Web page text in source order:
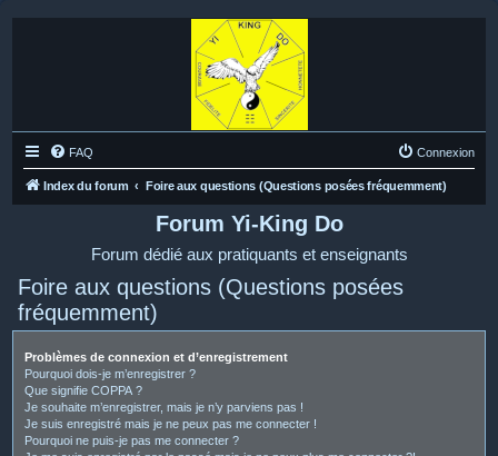
FAQ Connexion
Index du forum Foire aux questions (Questions posées fréquemment)
Forum Yi-King Do
Forum dédié aux pratiquants et enseignants
Foire aux questions (Questions posées
fréquemment)
Problèmes de connexion et d’enregistrement
Pourquoi dois-je m’enregistrer ?
Que signifie COPPA ?
Je souhaite m’enregistrer, mais je n’y parviens pas !
Je suis enregistré mais je ne peux pas me connecter !
Pourquoi ne puis-je pas me connecter ?